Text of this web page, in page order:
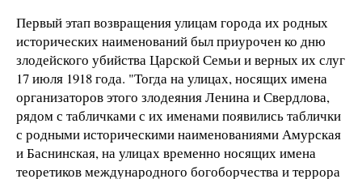
Первый этап возвращения улицам города их родных
исторических наименований был приурочен ко дню
злодейского убийства Царской Семьи и верных их слуг
17 июля 1918 года. "Тогда на улицах, носящих имена
организаторов этого злодеяния Ленина и Свердлова,
рядом с табличками с их именами появились таблички
с родными историческими наименованиями Амурская
и Баснинская, на улицах временно носящих имена
теоретиков международного богоборчества и террора